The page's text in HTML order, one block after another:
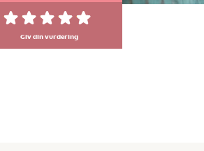
Giv din vurdering